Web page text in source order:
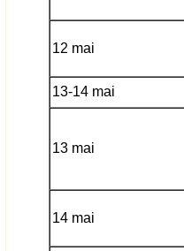
12 mai
13-14 mai
13 mai
14 mai